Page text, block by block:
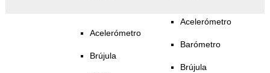
Acelerómetro
Brújula
Acelerómetro
Barómetro
Brújula